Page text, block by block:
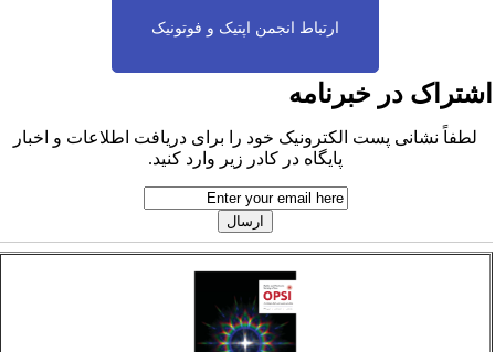
ارتباط انجمن اپتیک و فوتونیک
در خبرنامه
لطفاً نشانی پست الکترونیک خود را برای دریافت اطلاعات و اخبار
پایگاه در کادر زیر وارد کنید.